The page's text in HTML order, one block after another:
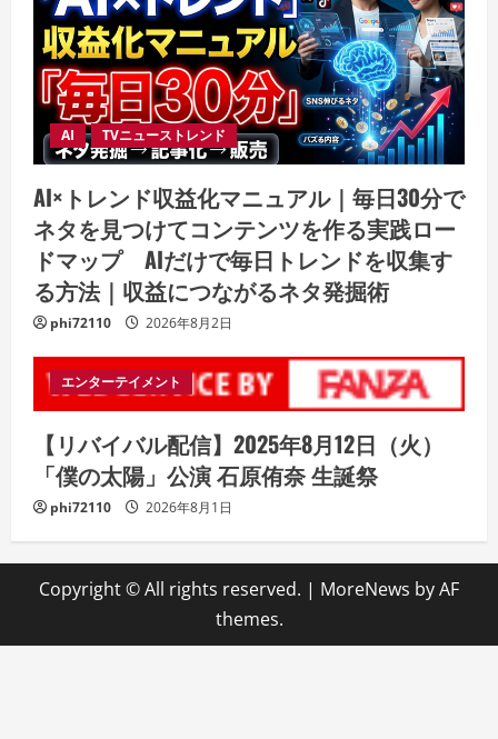
AI TVニューストレンド
AI×トレンド収益化マニュアル｜毎日30分で
ネタを見つけてコンテンツを作る実践ロー
ドマップ AIだけで毎日トレンドを収集す
る方法｜収益につながるネタ発掘術
phi72110 2026年8月2日
エンターテイメント
【リバイバル配信】2025年8月12日（火）
「僕の太陽」公演 石原侑奈 生誕祭
phi72110 2026年8月1日
Copyright © All rights reserved. | MoreNews by AF
themes.